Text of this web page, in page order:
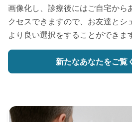
画像化し、診療後にはご自宅から
クセスできますので、お友達とシ
より良い選択をすることができま
新たなあなたをご覧